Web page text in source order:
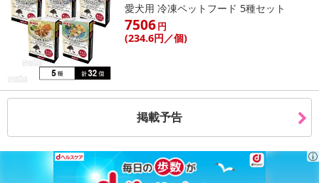
愛犬用 冷凍ペットフード 5種セット
7506円
(234.6円 ／個)
掲載予告